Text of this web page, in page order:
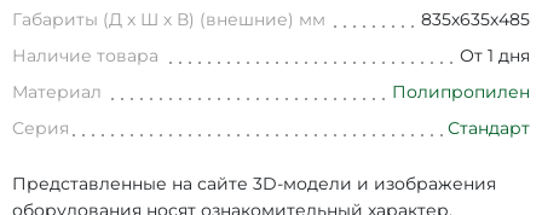
Габариты (Д х Ш х В) (внешние) мм
835х635х485
Наличие товара
От 1 дня
Материал
Полипропилен
Серия
Стандарт
Представленные на сайте 3D-модели и изображения
оборудования носят ознакомительный характер.